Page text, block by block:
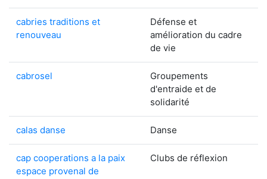
cabries traditions et
renouveau
Défense et
amélioration du cadre
de vie
cabrosel
Groupements
d'entraide et de
solidarité
calas danse Danse
cap cooperations a la paix
espace provenal de
Clubs de réflexion